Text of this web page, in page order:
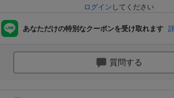
ログイン してください
あなただけの特別なクーポンを受け取れます
質問する